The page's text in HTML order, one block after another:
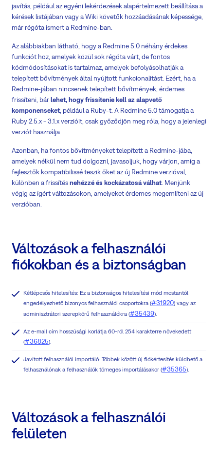
javítás, például az egyéni lekérdezések alapértelmezett beállítása a
kérések listájában vagy a Wiki követők hozzáadásának képessége,
már régóta ismert a Redmine-ban.
Az alábbiakban látható, hogy a Redmine 5.0 néhány érdekes
funkciót hoz, amelyek közül sok régóta várt, de fontos
kódmódosításokat is tartalmaz, amelyek befolyásolhatják a
telepített bővítmények által nyújtott funkcionalitást. Ezért, ha a
Redmine-jában nincsenek telepített bővítmények, érdemes
frissíteni, bárlehet, hogy frissítenie kell az alapvető
komponenseket, például a Ruby-t. A Redmine 5.0 támogatja a
Ruby 2.5.x - 3.1.x verzióit, csak győződjön meg róla, hogy a jelenlegi
verziót használja.
Azonban, ha fontos bővítményeket telepített a Redmine-jába,
amelyek nélkül nem tud dolgozni, javasoljuk, hogy várjon, amíg a
fejlesztők kompatibilissé teszik őket az új Redmine verzióval,
különben a frissítésnehézzé és kockázatosá válhat. Menjünk
végig az ígért változásokon, amelyeket érdemes megemlíteni az új
verzióban.
Változások a felhasználói
fiókokban és a biztonságban
Kétlépcsős hitelesítés: Ez a biztonságos hitelesítési mód mostantól
engedélyezhető bizonyos felhasználói csoportokra (#31920) vagy az
adminisztrátori szerepkörű felhasználókra (#35439).
Az e-mail cím hosszúsági korlátja 60-ról 254 karakterre növekedett
(#36825).
Javított felhasználói importáló: Többek között új fiókértesítés küldhető a
felhasználónak a felhasználók tömeges importálásakor (#35365).
Változások a felhasználói
felületen